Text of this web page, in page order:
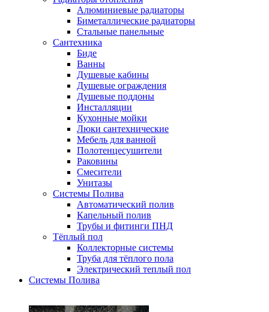
Алюминиевые радиаторы
Биметаллические радиаторы
Стальные панельные
Сантехника
Биде
Ванны
Душевые кабины
Душевые ограждения
Душевые поддоны
Инсталляции
Кухонные мойки
Люки сантехнические
Мебель для ванной
Полотенцесушители
Раковины
Смесители
Унитазы
Системы Полива
Автоматический полив
Капельный полив
Трубы и фитинги ПНД
Тёплый пол
Коллекторные системы
Труба для тёплого пола
Электрический теплый пол
Системы Полива